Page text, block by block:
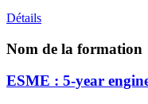
Détails
Nom de la formation
ESME : 5-year